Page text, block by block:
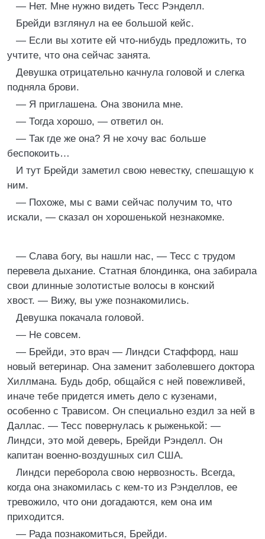
— Нет. Мне нужно видеть Тесс Рэнделл.
Брейди взглянул на ее большой кейс.
— Если вы хотите ей что-нибудь предложить, то
учтите, что она сейчас занята.
Девушка отрицательно качнула головой и слегка
подняла брови.
— Я приглашена. Она звонила мне.
— Тогда хорошо, — ответил он.
— Так где же она? Я не хочу вас больше
беспокоить…
И тут Брейди заметил свою невестку, спешащую к
ним.
— Похоже, мы с вами сейчас получим то, что
искали, — сказал он хорошенькой незнакомке.
— Слава богу, вы нашли нас, — Тесс с трудом
перевела дыхание. Статная блондинка, она забирала
свои длинные золотистые волосы в конский
хвост. — Вижу, вы уже познакомились.
Девушка покачала головой.
— Не совсем.
— Брейди, это врач — Линдси Стаффорд, наш
новый ветеринар. Она заменит заболевшего доктора
Хиллмана. Будь добр, общайся с ней повежливей,
иначе тебе придется иметь дело с кузенами,
особенно с Трависом. Он специально ездил за ней в
Даллас. — Тесс повернулась к рыженькой: —
Линдси, это мой деверь, Брейди Рэнделл. Он
капитан военно-воздушных сил США.
Линдси переборола свою нервозность. Всегда,
когда она знакомилась с кем-то из Рэнделлов, ее
тревожило, что они догадаются, кем она им
приходится.
— Рада познакомиться, Брейди.